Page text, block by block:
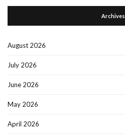
Archives
August 2026
July 2026
June 2026
May 2026
April 2026